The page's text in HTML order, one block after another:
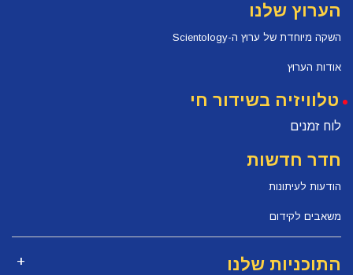
הערוץ שלנו
השקה מיוחדת של ערוץ ה-Scientology
אודות הערוץ
טלוויזיה בשידור חי
לוח זמנים
חדר חדשות
הודעות לעיתונות
משאבים לקידום
התוכניות שלנו